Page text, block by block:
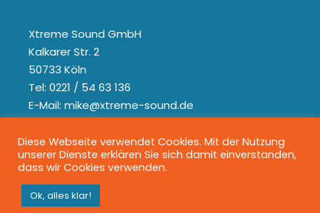
Xtreme Sound GmbH
Kalkarer Str. 2
50733 Köln
Tel: 0221 / 54 63 136
E-Mail: mike@xtreme-sound.de
Diese Webseite verwendet Cookies. Mit der Nutzung
unserer Dienste erklären Sie sich damit einverstanden,
dass wir Cookies verwenden.
Ok, alles klar!